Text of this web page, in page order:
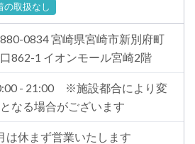
の取扱なし
0834 宮崎県宮崎市新別府町
862-1 イオンモール宮崎2階
- 21:00 ※施設都合により変
なる場合がございます
は休まず営業いたします